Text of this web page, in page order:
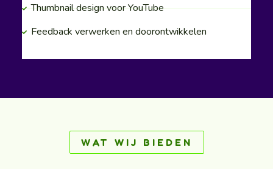
Thumbnail design voor YouTube
Feedback verwerken en doorontwikkelen
WAT WIJ BIEDEN